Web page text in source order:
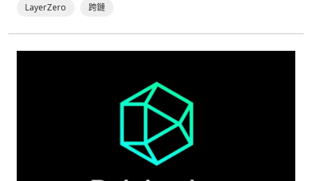
LayerZero 跨鏈